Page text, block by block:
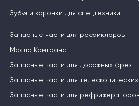
Зубья и коронки для спецтехники
Запасные части для ресайклеров
Масла Комтранс
Запасные части для дорожных фрез
Запасные части для телескопических
Запасные части для рефрижераторов